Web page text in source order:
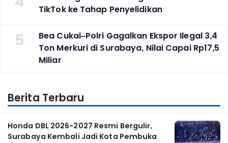
TikTok ke Tahap Penyelidikan
5
Bea Cukai–Polri Gagalkan Ekspor Ilegal 3,4
Ton Merkuri di Surabaya, Nilai Capai Rp17,5
Miliar
Berita Terbaru
Honda DBL 2026-2027 Resmi Bergulir,
Surabaya Kembali Jadi Kota Pembuka